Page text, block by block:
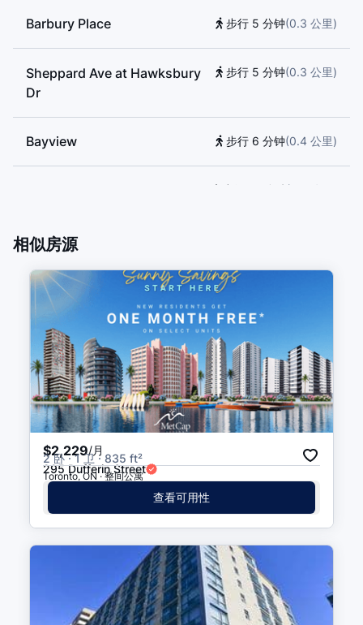
Barbury Place 步行 5 分钟(0.3 公里)
Sheppard Ave at Hawksbury
Dr
步行 5 分钟(0.3 公里)
Bayview 步行 6 分钟(0.4 公里)
步行 12 分钟 (
相似房源
$2,229/月
2 卧 · 1 卫 · 835 ft²
295 Dufferin Street
Toronto, ON · 整间公寓
查看可用性